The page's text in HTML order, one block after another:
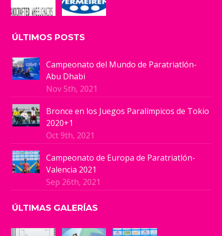
ÚLTIMOS POSTS
Campeonato del Mundo de Paratriatlón-
Abu Dhabi
Nov 5th, 2021
Bronce en los Juegos Paralímpicos de Tokio
2020+1
Oct 9th, 2021
Campeonato de Europa de Paratriatlón-
Valencia 2021
Sep 26th, 2021
ÚLTIMAS GALERÍAS